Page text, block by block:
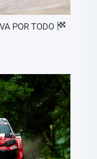
POR TODO